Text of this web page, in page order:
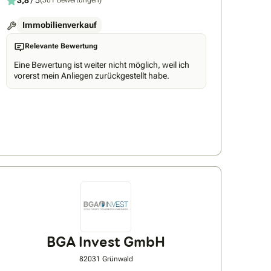
Immobilienverkauf
Relevante Bewertung
Eine Bewertung ist weiter nicht möglich, weil ich
vorerst mein Anliegen zurückgestellt habe.
BGA Invest GmbH
82031 Grünwald